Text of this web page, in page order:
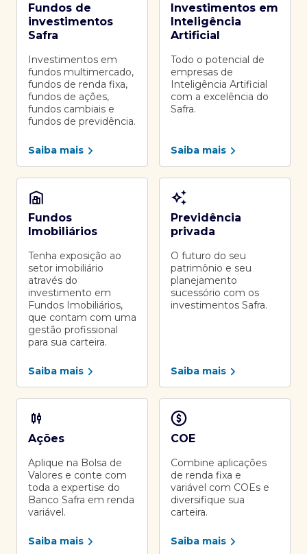
Fundos de
investimentos
Safra
Investimentos em
fundos multimercado,
fundos de renda fixa,
fundos de ações,
fundos cambiais e
fundos de previdência.
Saiba mais
Investimentos em
Inteligência
Artificial
Todo o potencial de
empresas de
Inteligência Artificial
com a excelência do
Safra.
Saiba mais
Fundos
Imobiliários
Tenha exposição ao
setor imobiliário
através do
investimento em
Fundos Imobiliários,
que contam com uma
gestão profissional
para sua carteira.
Saiba mais
Previdência
privada
O futuro do seu
patrimônio e seu
planejamento
sucessório com os
investimentos Safra.
Saiba mais
Ações
Aplique na Bolsa de
Valores e conte com
toda a expertise do
Banco Safra em renda
variável.
Saiba mais
COE
Combine aplicações
de renda fixa e
variável com COEs e
diversifique sua
carteira.
Saiba mais